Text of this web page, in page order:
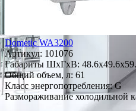
Dometic WA3200
Артикул: 101076
Габариты ШxГxВ:
Общий объем, л: 61
Класс энергопотребления: G
Размораживание холодильной